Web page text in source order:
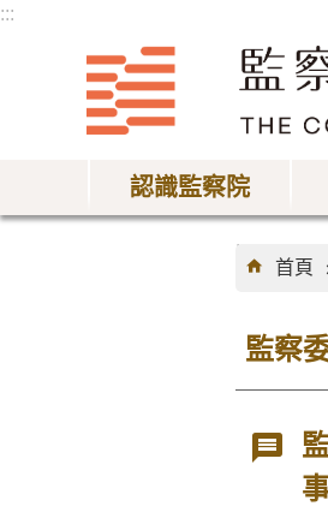
:::
認識監察院
:::
首頁
監察